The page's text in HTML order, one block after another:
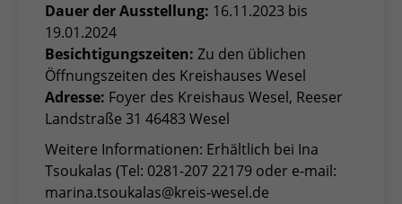
Dauer der Ausstellung: 16.11.2023 bis
19.01.2024
Besichtigungszeiten: Zu den üblichen
Öffnungszeiten des Kreishauses Wesel
Adresse: Foyer des Kreishaus Wesel, Reeser
Landstraße 31 46483 Wesel
Weitere Informationen: Erhältlich bei Ina
Tsoukalas (Tel: 0281-207 22179 oder e-mail:
marina.tsoukalas@kreis-wesel.de